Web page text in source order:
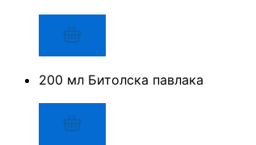
200 мл Битолска павлака